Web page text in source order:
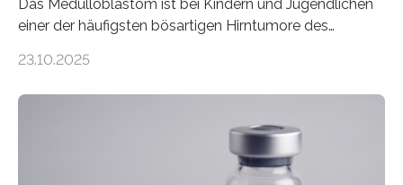
Das Medulloblastom ist bei Kindern und Jugendlichen
einer der häufigsten bösartigen Hirntumore des
Betroffenen können mit heutigen Methoden geheilt
Dringend benötigt werden zielgerichtete Therapien, die
nur Tumorschwachstellen angreifen und normales
Gewebe verschonen. Forschende um Daniel Merk vom
23.10.2025